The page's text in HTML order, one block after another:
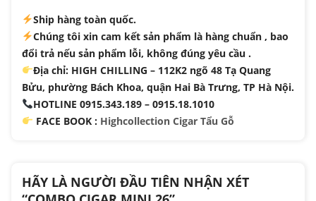
Ship hàng toàn quốc.
Chúng tôi xin cam kết sản phẩm là hàng chuẩn , bao
đổi trả nếu sản phẩm lỗi, không đúng yêu cầu .
Địa chỉ: HIGH CHILLING – 112K2 ngõ 48 Tạ Quang
Bửu, phường Bách Khoa, quận Hai Bà Trưng, TP Hà Nội.
HOTLINE 0915.343.189 – 0915.18.1010
FACE BOOK : Highcollection Cigar Tẩu Gỗ
HÃY LÀ NGƯỜI ĐẦU TIÊN NHẬN XÉT